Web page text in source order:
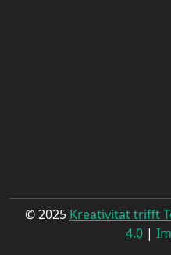
© 2025 Kreativität trifft
4.0 |